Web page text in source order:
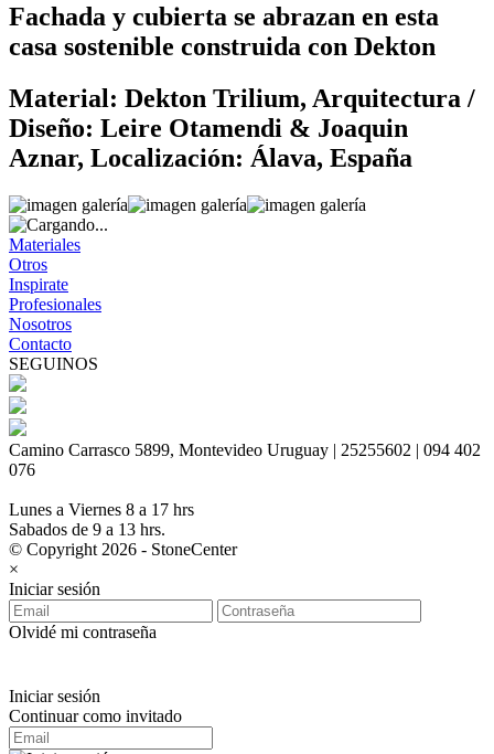
Fachada y cubierta se abrazan en esta
casa sostenible construida con Dekton
Material: Dekton Trilium, Arquitectura /
Diseño: Leire Otamendi & Joaquin
Aznar, Localización: Álava, España
Materiales
Otros
Inspirate
Profesionales
Nosotros
Contacto
SEGUINOS
Camino Carrasco 5899, Montevideo Uruguay | 25255602 | 094 402
076
Lunes a Viernes 8 a 17 hrs
Sabados de 9 a 13 hrs.
© Copyright 2026 - StoneCenter
×
Iniciar sesión
Olvidé mi contraseña
Iniciar sesión
Continuar como invitado